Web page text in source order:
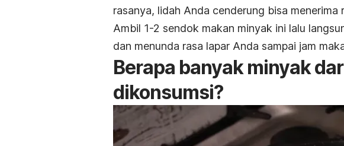
rasanya, lidah Anda cenderung bisa menerima
Ambil 1-2 sendok makan minyak ini lalu
dan menunda rasa lapar Anda sampai jam
Berapa banyak minyak
dikonsumsi?